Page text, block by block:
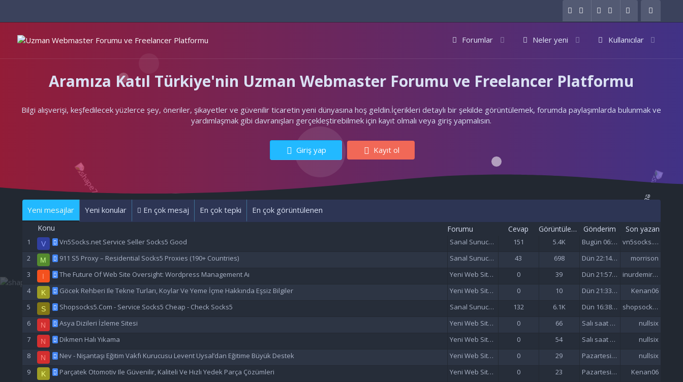
Forumlar Neler yeni Kullanıcılar
Aramıza Katıl Türkiye'nin Uzman Webmaster Forumu ve Freelancer Platformu
Bilgi alışverişi, keşfedilecek yüzlerce şey, öneriler, şikayetler ve güvenilir ticaretin yeni dünyasına hoş geldin.İçerikleri detaylı bir şekilde görüntülemek, forumda paylaşımlarda bulunmak ve
yardımlaşmak gibi davranışları gerçekleştirebilmek için kayıt olmalı veya giriş yapmalısın.
Giriş yap Kayıt ol
Yeni mesajlar Yeni konular En çok mesaj En çok tepki En çok görüntülenen
Konu Forumu Cevap Görüntüleme Gönderim Son yazan
V Vn5Socks.net Service Seller Socks5 Good Sanal Sunucu (VDS/VPS) 151 5.4K Bugün 06:57 vn5socks.net
M 911 S5 Proxy – Residential Socks5 Proxies (190+ Countries) Sanal Sunucu (VDS/VPS) 43 698 Dün 22:14 da morrison
I The Future Of Web Site Oversight: Wordpress Management Aı Yeni Web Siteleri - Site Tanıtımı 0 39 Dün 21:57 da inurdemirelseo
K Göcek Rehberi Ile Tekne Turları, Koylar Ve Yeme İçme Hakkında Eşsiz Bilgiler Yeni Web Siteleri - Site Tanıtımı 0 10 Dün 21:33 da Kenan06
S Shopsocks5.Com - Service Socks5 Cheap - Check Socks5 Sanal Sunucu (VDS/VPS) 132 6.1K Dün 16:38 da shopsocks5
N Asya Dizileri İzleme Sitesi Yeni Web Siteleri - Site Tanıtımı 0 66 Salı saat 15:47'de nullsix
N Dikmen Halı Yıkama Yeni Web Siteleri - Site Tanıtımı 0 54 Salı saat 02:13'de nullsix
N Nev - Nişantaşı Eğitim Vakfı Kurucusu Levent Uysal’dan Eğitime Büyük Destek Yeni Web Siteleri - Site Tanıtımı 0 29 Pazartesi saat 22:01'de nullsix
K Parçatek Otomotiv Ile Güvenilir, Kaliteli Ve Hızlı Yedek Parça Çözümleri Yeni Web Siteleri - Site Tanıtımı 0 23 Pazartesi saat 21:37'de Kenan06